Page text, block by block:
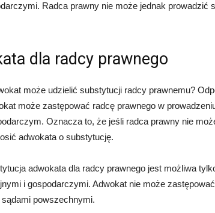
Radca prawny nie może jednak prowadzić
dla radcy prawnego
może udzielić substytucji radcy prawnemu?
może zastępować radcę prawnego w
Oznacza to, że jeśli radca prawny nie
adwokata o substytucję.
adwokata dla radcy prawnego jest możliwa
i gospodarczymi. Adwokat nie może
powszechnymi.